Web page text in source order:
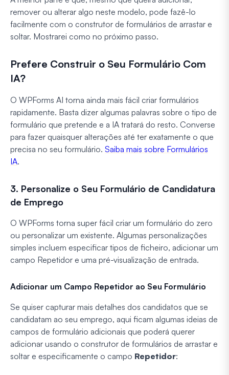
remover ou alterar algo neste modelo, pode fazê-lo
facilmente com o construtor de formulários de arrastar e
soltar. Mostrarei como no próximo passo.
Prefere Construir o Seu Formulário Com
IA?
O WPForms AI torna ainda mais fácil criar formulários
rapidamente. Basta dizer algumas palavras sobre o tipo de
formulário que pretende e a IA tratará do resto. Converse
para fazer quaisquer alterações até ter exatamente o que
precisa no seu formulário. Saiba mais sobre Formulários
IA.
3. Personalize o Seu Formulário de Candidatura
de Emprego
O WPForms torna super fácil criar um formulário do zero
ou personalizar um existente. Algumas personalizações
simples incluem especificar tipos de ficheiro, adicionar um
campo Repetidor e uma pré-visualização de entrada.
Adicionar um Campo Repetidor ao Seu Formulário
Se quiser capturar mais detalhes dos candidatos que se
candidatam ao seu emprego, aqui ficam algumas ideias de
campos de formulário adicionais que poderá querer
adicionar usando o construtor de formulários de arrastar e
soltar e especificamente o campo Repetidor: